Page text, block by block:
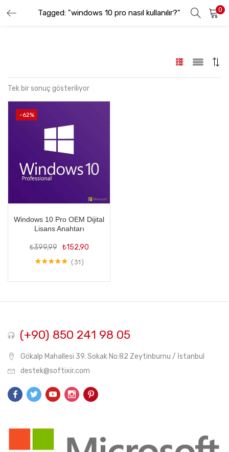
Tagged: "windows 10 pro nasıl kullanılır?" 0
GIRIŞ YAP KAYIT OL
Beni hatırla
Şifremi Unuttum
Tek bir sonuç gösteriliyor
-62%
Windows 10 Pro OEM Dijital
Lisans Anahtarı
₺399,99 Orijinal
fiyat:
₺399,99.
₺152,90Şu
andaki
₺152,90.
31
(+90) 850 241 98 05
Gökalp Mahallesi 39. Sokak No:82 Zeytinburnu / İstanbul
destek@softixir.com